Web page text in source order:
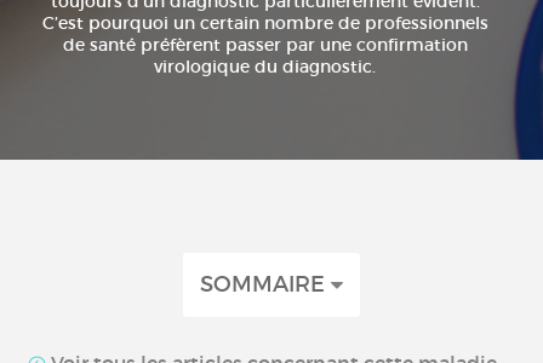
C’est pourquoi un certain nombre de professionnels
de santé préfèrent passer par une confirmation
virologique du diagnostic.
SOMMAIRE